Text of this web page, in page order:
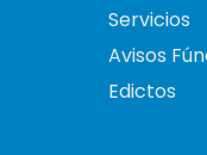
Servicios
Avisos
Edictos